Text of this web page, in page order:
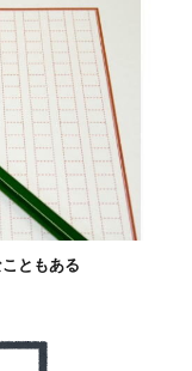
ともある